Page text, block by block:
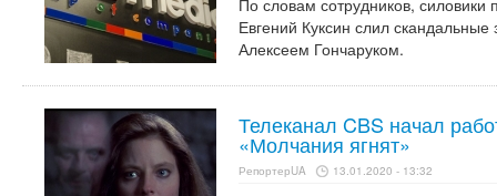
По словам сотрудников, силовики
Евгений Куксин слил
Алексеем Гончаруком.
Телеканал CBS начал
«Молчания ягнят»
РепортерUA 13.01.2020 - 13:32